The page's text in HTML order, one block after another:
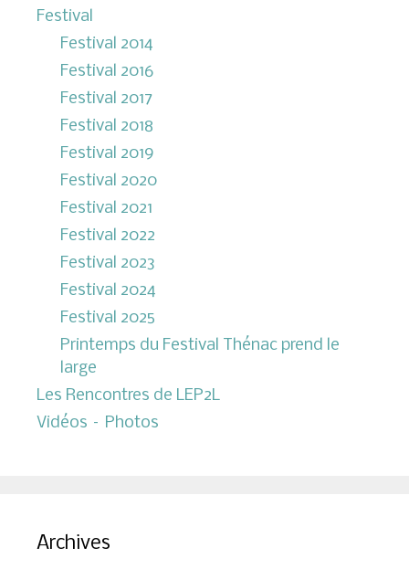
Festival
Festival 2014
Festival 2016
Festival 2017
Festival 2018
Festival 2019
Festival 2020
Festival 2021
Festival 2022
Festival 2023
Festival 2024
Festival 2025
Printemps du Festival Thénac prend le
large
Les Rencontres de LEP2L
Vidéos – Photos
Archives